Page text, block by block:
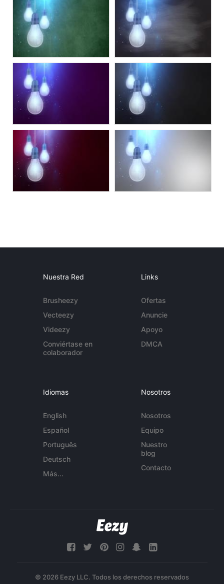
Nuestra Red
Brusheezy
Vecteezy
Videezy
Conviértase en
colaborador
Links
Ofertas
Anuncie
Apoyo
DMCA
Idiomas
English
Español
Português
Deutsch
Más...
Nosotros
Nosotros
Equipo
Nuestro
blog
Contacto
© 2026 Eezy LLC. Todos los derechos reservados